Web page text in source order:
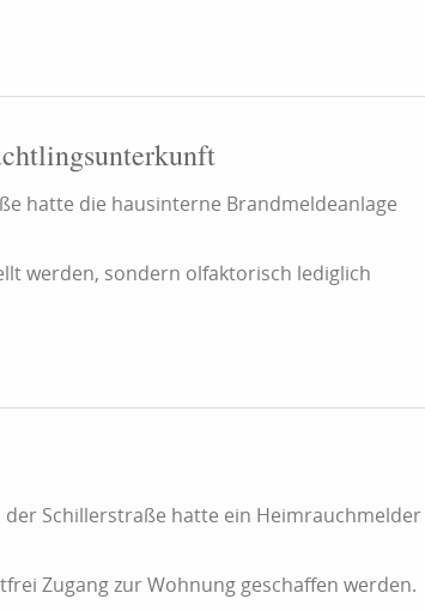
hatte die hausinterne Brandmeldeanlage
werden, sondern olfaktorisch lediglich
Schillerstraße hatte ein Heimrauchmelder
Zugang zur Wohnung geschaffen werden.